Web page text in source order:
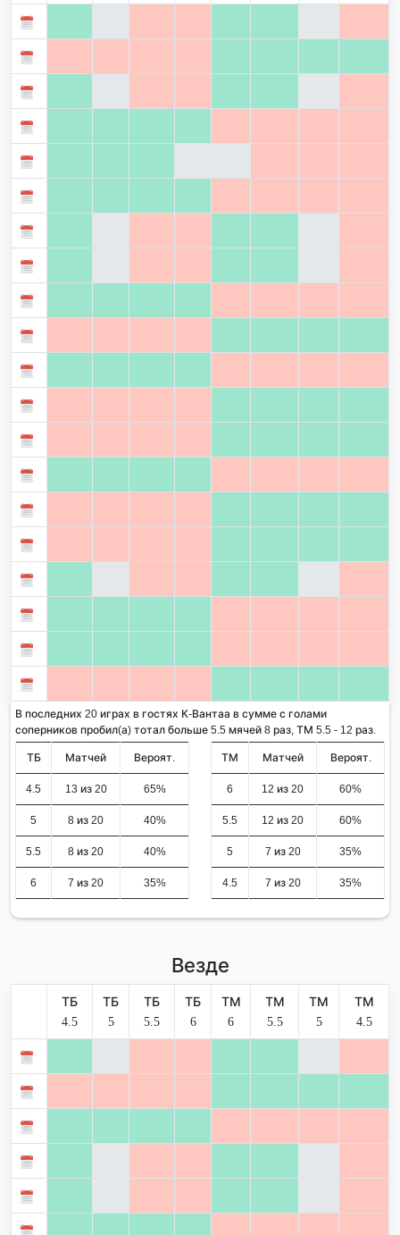
В последних 20 играх в гостях К-Вантаа в сумме с голами
соперников пробил(а) тотал больше 5.5 мячей 8 раз, ТМ 5.5 - 12 раз.
ТБ Матчей Вероят.
4.5 13 из 20 65%
5 8 из 20 40%
5.5 8 из 20 40%
6 7 из 20 35%
ТМ Матчей Вероят.
6 12 из 20 60%
5.5 12 из 20 60%
5 7 из 20 35%
4.5 7 из 20 35%
Везде
ТБ
4.5
ТБ
5
ТБ
5.5
ТБ
6
ТМ
6
ТМ
5.5
ТМ
5
ТМ
4.5